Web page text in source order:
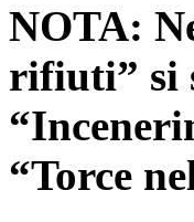
NOTA:
rifiuti” si
“Torce